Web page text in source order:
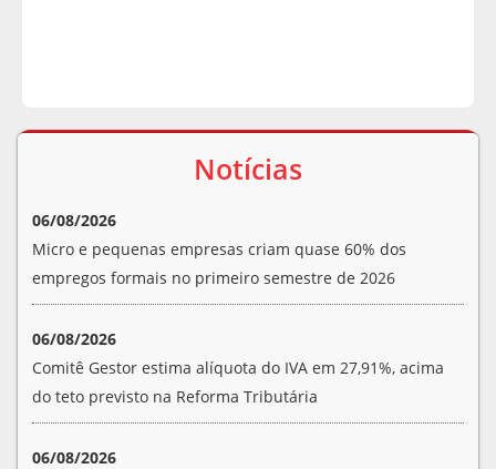
Notícias
06/08/2026
Micro e pequenas empresas criam quase 60% dos
empregos formais no primeiro semestre de 2026
06/08/2026
Comitê Gestor estima alíquota do IVA em 27,91%, acima
do teto previsto na Reforma Tributária
06/08/2026